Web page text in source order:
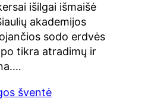
išilgai išmaišė
akademijos
sodo erdvės
tikra atradimų ir